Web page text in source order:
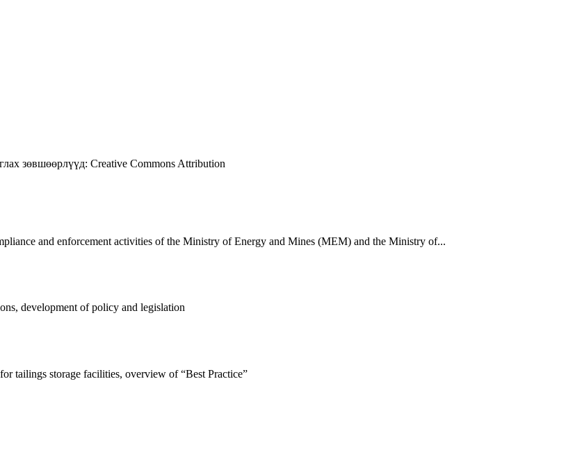
зөвшөөрлүүд: Creative Commons Attribution
and enforcement activities of the Ministry of Energy and Mines (MEM) and the Ministry of...
development of policy and legislation
tailings storage facilities, overview of “Best Practice”